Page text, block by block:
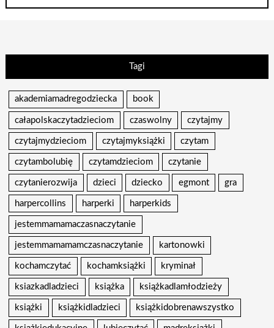
Tagi
akademiamadregodziecka book
całapolskaczytadzieciom czaswolny czytajmy
czytajmydzieciom czytajmyksiążki czytam
czytambolubię czytamdzieciom czytanie
czytanierozwija dzieci dziecko egmont gra
harpercollins harperki harperkids
jestemmamamaczasnaczytanie
jestemmamamamczasnaczytanie kartonowki
kochamczytać kochamksiążki kryminał
ksiazkadladzieci książka książkadlamłodzieży
książki książkidladzieci książkidobrenawszystko